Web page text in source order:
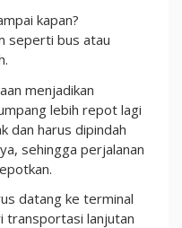
kapan?
seperti bus atau
menjadikan
lebih repot lagi
dan harus dipindah
sehingga perjalanan
datang ke terminal
transportasi lanjutan